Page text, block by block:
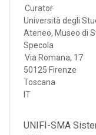
Curator
Università degli
Ateneo, Museo di
Specola
Via Romana, 17
50125 Firenze
Toscana
IT
UNIFI-SMA